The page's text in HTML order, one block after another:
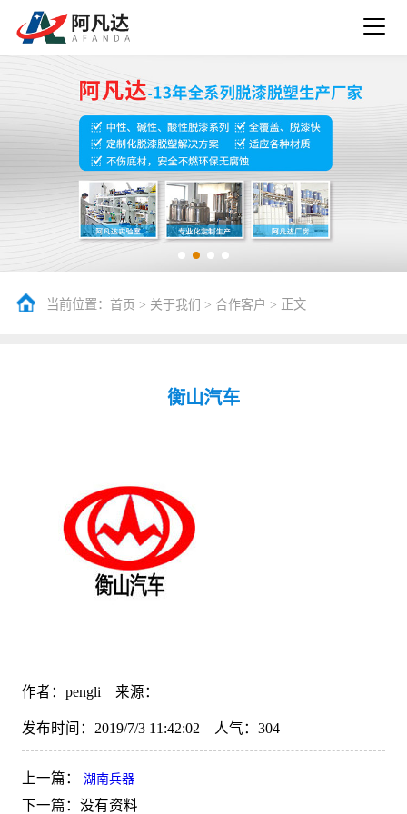
当前位置： 首页 > 关于我们 > 合作客户 > 正文
衡山汽车
作者：pengli 来源：
发布时间：2019/7/3 11:42:02 人气： 304
上一篇： 湖南兵器
下一篇： 没有资料